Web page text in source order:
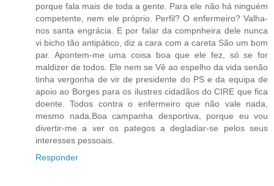
porque fala mais de toda a gente. Para ele não há ninguém
competente, nem ele próprio. Perfil? O enfermeiro? Valha-
nos santa engrácia. E por falar da compnheira dele nunca
vi bicho tão antipático, diz a cara com a careta São um bom
par. Apontem-me uma coisa boa que ele fez, só se for
maldizer de todos. Ele nem se Vê ao espelho da vida senão
tinha vergonha de vir de presidente do PS e da equipa de
apoio ao Borges para os ilustres cidadãos do CIRE que fica
doente. Todos contra o enfermeiro que não vale nada,
mesmo nada.Boa campanha desportiva, porque eu vou
divertir-me a ver os pategos a degladiar-se pelos seus
interesses pessoais.
Responder